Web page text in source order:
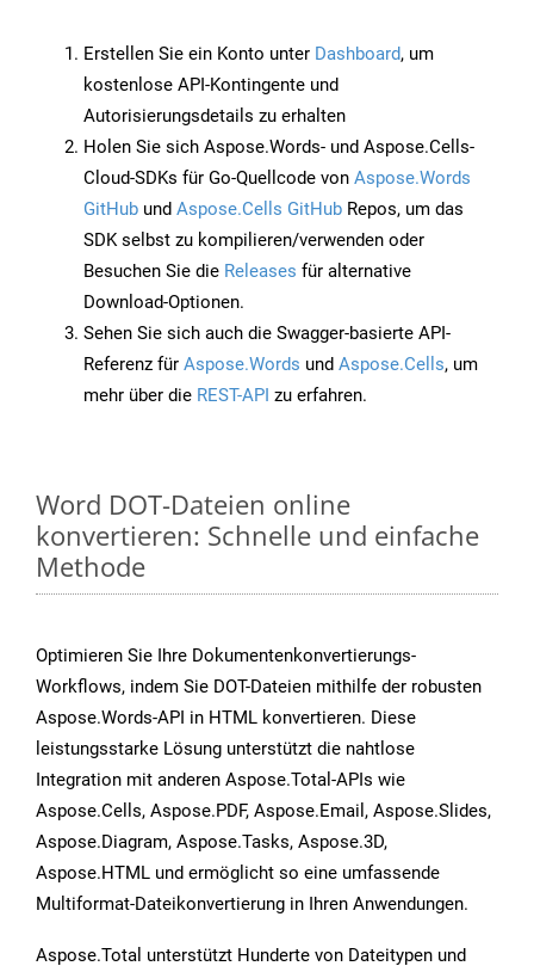
Erstellen Sie ein Konto unter Dashboard, um
kostenlose API-Kontingente und
Autorisierungsdetails zu erhalten
Holen Sie sich Aspose.Words- und Aspose.Cells-
Cloud-SDKs für Go-Quellcode von Aspose.Words
GitHub und Aspose.Cells GitHub Repos, um das
SDK selbst zu kompilieren/verwenden oder
Besuchen Sie die Releases für alternative
Download-Optionen.
Sehen Sie sich auch die Swagger-basierte API-
Referenz für Aspose.Words und Aspose.Cells, um
mehr über die REST-API zu erfahren.
Word DOT-Dateien online
konvertieren: Schnelle und einfache
Methode
Optimieren Sie Ihre Dokumentenkonvertierungs-
Workflows, indem Sie DOT-Dateien mithilfe der robusten
Aspose.Words-API in HTML konvertieren. Diese
leistungsstarke Lösung unterstützt die nahtlose
Integration mit anderen Aspose.Total-APIs wie
Aspose.Cells, Aspose.PDF, Aspose.Email, Aspose.Slides,
Aspose.Diagram, Aspose.Tasks, Aspose.3D,
Aspose.HTML und ermöglicht so eine umfassende
Multiformat-Dateikonvertierung in Ihren Anwendungen.
Aspose.Total unterstützt Hunderte von Dateitypen und